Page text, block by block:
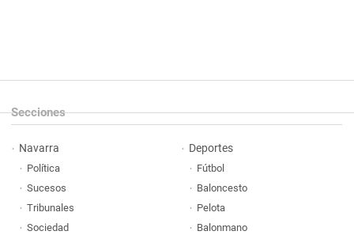
Secciones
Navarra
Política
Sucesos
Tribunales
Sociedad
Deportes
Fútbol
Baloncesto
Pelota
Balonmano